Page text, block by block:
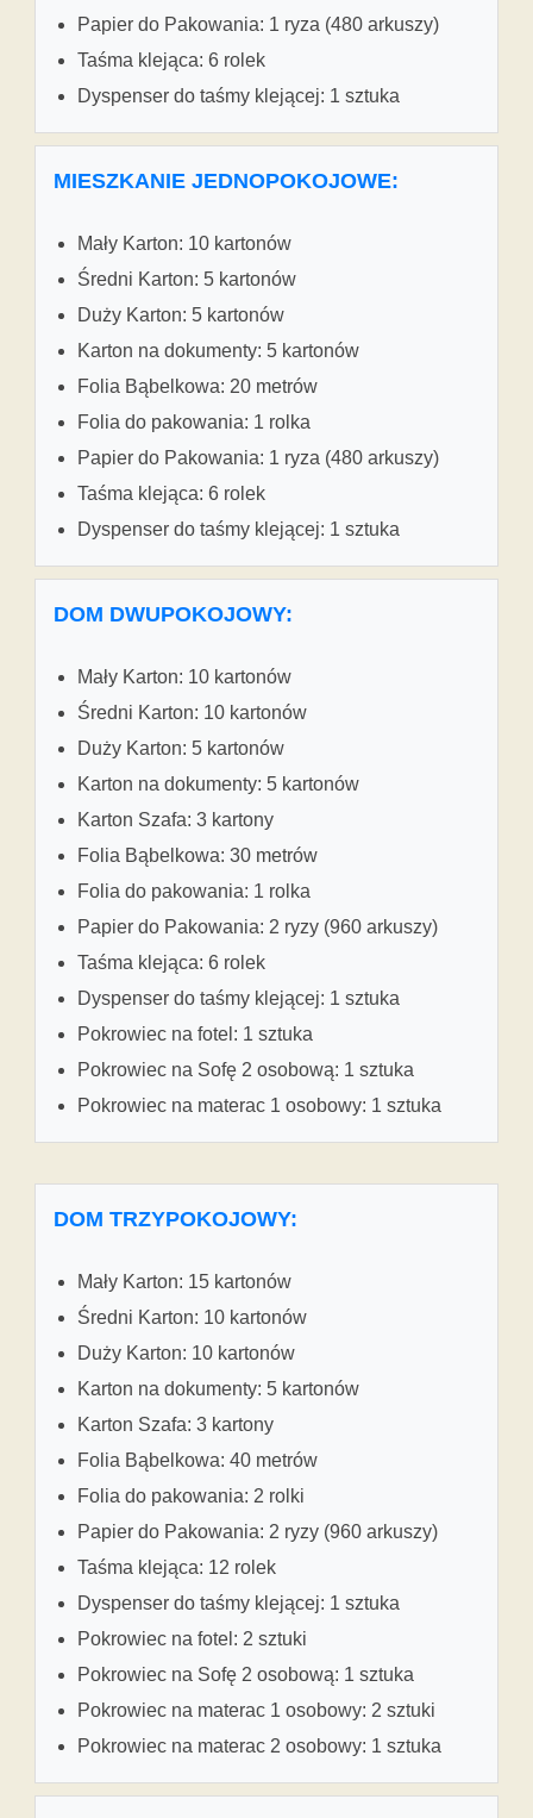
Papier do Pakowania: 1 ryza (480 arkuszy)
Taśma klejąca: 6 rolek
Dyspenser do taśmy klejącej: 1 sztuka
MIESZKANIE JEDNOPOKOJOWE:
Mały Karton: 10 kartonów
Średni Karton: 5 kartonów
Duży Karton: 5 kartonów
Karton na dokumenty: 5 kartonów
Folia Bąbelkowa: 20 metrów
Folia do pakowania: 1 rolka
Papier do Pakowania: 1 ryza (480 arkuszy)
Taśma klejąca: 6 rolek
Dyspenser do taśmy klejącej: 1 sztuka
DOM DWUPOKOJOWY:
Mały Karton: 10 kartonów
Średni Karton: 10 kartonów
Duży Karton: 5 kartonów
Karton na dokumenty: 5 kartonów
Karton Szafa: 3 kartony
Folia Bąbelkowa: 30 metrów
Folia do pakowania: 1 rolka
Papier do Pakowania: 2 ryzy (960 arkuszy)
Taśma klejąca: 6 rolek
Dyspenser do taśmy klejącej: 1 sztuka
Pokrowiec na fotel: 1 sztuka
Pokrowiec na Sofę 2 osobową: 1 sztuka
Pokrowiec na materac 1 osobowy: 1 sztuka
DOM TRZYPOKOJOWY:
Mały Karton: 15 kartonów
Średni Karton: 10 kartonów
Duży Karton: 10 kartonów
Karton na dokumenty: 5 kartonów
Karton Szafa: 3 kartony
Folia Bąbelkowa: 40 metrów
Folia do pakowania: 2 rolki
Papier do Pakowania: 2 ryzy (960 arkuszy)
Taśma klejąca: 12 rolek
Dyspenser do taśmy klejącej: 1 sztuka
Pokrowiec na fotel: 2 sztuki
Pokrowiec na Sofę 2 osobową: 1 sztuka
Pokrowiec na materac 1 osobowy: 2 sztuki
Pokrowiec na materac 2 osobowy: 1 sztuka